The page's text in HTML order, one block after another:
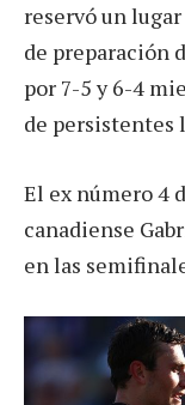
reservó un
de preparación
por 7-5 y 6-4
de persistentes
El ex número 4
canadiense
en las